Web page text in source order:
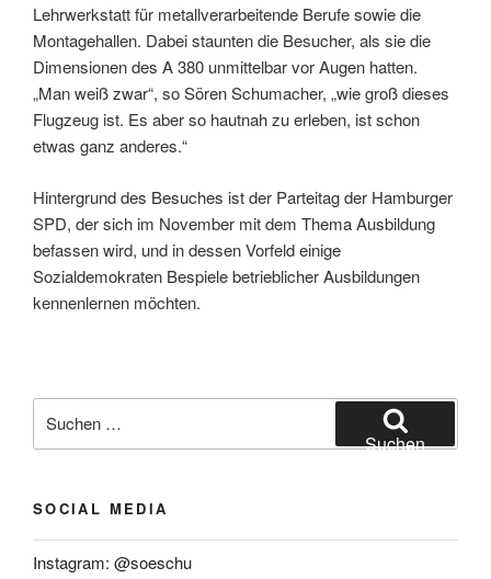
Lehrwerkstatt für metallverarbeitende Berufe sowie die
Montagehallen. Dabei staunten die Besucher, als sie die
Dimensionen des A 380 unmittelbar vor Augen hatten.
„Man weiß zwar“, so Sören Schumacher, „wie groß dieses
Flugzeug ist. Es aber so hautnah zu erleben, ist schon
etwas ganz anderes.“
Hintergrund des Besuches ist der Parteitag der Hamburger
SPD, der sich im November mit dem Thema Ausbildung
befassen wird, und in dessen Vorfeld einige
Sozialdemokraten Bespiele betrieblicher Ausbildungen
kennenlernen möchten.
nach:
Suchen
SOCIAL MEDIA
Instagram: @soeschu